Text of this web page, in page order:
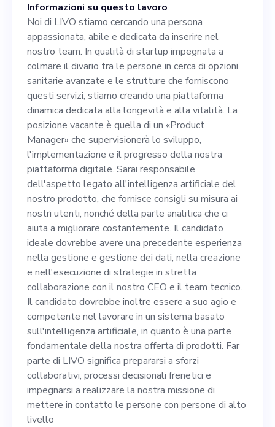
Manager» che supervisionerà
lo sviluppo,
l'implementazione e il
progresso della nostra
piattaforma digitale. Sarai
responsabile dell'aspetto
legato all'intelligenza
artificiale del nostro
prodotto, che fornisce
consigli su misura ai nostri
utenti, nonché della parte
analitica che ci aiuta a
migliorare costantemente. Il
candidato ideale dovrebbe
avere una precedente
esperienza nella gestione e
gestione dei dati, nella
creazione e nell'esecuzione
di strategie in stretta
Informazioni su questo lavoro
Noi di LIVO stiamo cercando una persona
appassionata, abile e dedicata da inserire nel
nostro team. In qualità di startup impegnata a
colmare il divario tra le persone in cerca di opzioni
sanitarie avanzate e le strutture che forniscono
questi servizi, stiamo creando una piattaforma
dinamica dedicata alla longevità e alla vitalità. La
posizione vacante è quella di un «Product
Manager» che supervisionerà lo sviluppo,
l'implementazione e il progresso della nostra
piattaforma digitale. Sarai responsabile
dell'aspetto legato all'intelligenza artificiale del
nostro prodotto, che fornisce consigli su misura ai
nostri utenti, nonché della parte analitica che ci
aiuta a migliorare costantemente. Il candidato
ideale dovrebbe avere una precedente esperienza
nella gestione e gestione dei dati, nella creazione
e nell'esecuzione di strategie in stretta
collaborazione con il nostro CEO e il team tecnico.
Il candidato dovrebbe inoltre essere a suo agio e
competente nel lavorare in un sistema basato
sull'intelligenza artificiale, in quanto è una parte
fondamentale della nostra offerta di prodotti. Far
parte di LIVO significa prepararsi a sforzi
collaborativi, processi decisionali frenetici e
impegnarsi a realizzare la nostra missione di
mettere in contatto le persone con persone di alto
livello